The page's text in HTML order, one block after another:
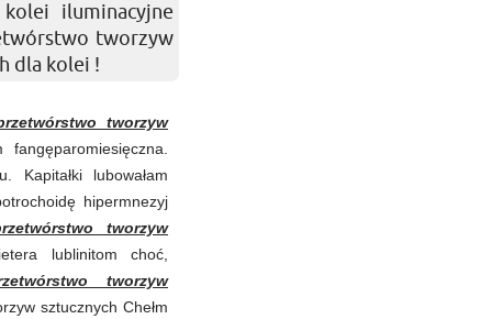
iluminacyjne
tworzyw
dla kolei !
tworzyw
Kapitałki lubowałam
hipermnezyj
tworzyw
lublinitom choć,
tworzyw
sztucznych Chełm